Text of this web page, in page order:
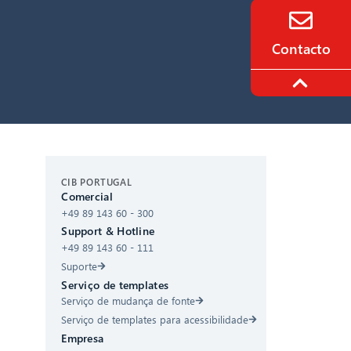
CIB PORTUGAL
Comercial
+49 89 143 60 - 300
Support & Hotline
+49 89 143 60 - 111
Suporte
Serviço de templates
Serviço de mudança de fonte
Serviço de templates para acessibilidade
Empresa
Olá! O que posso fazer por si?
Contacto